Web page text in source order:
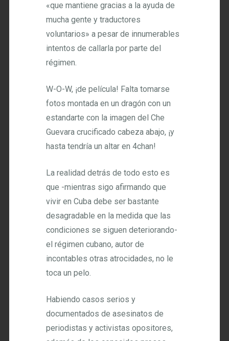
«que mantiene gracias a la ayuda de
mucha gente y traductores
voluntarios» a pesar de innumerables
intentos de callarla por parte del
régimen.
W-O-W, ¡de película! Falta tomarse
fotos montada en un dragón con un
estandarte con la imagen del Che
Guevara crucificado cabeza abajo, ¡y
hasta tendría un altar en 4chan!
La realidad detrás de todo esto es
que -mientras sigo afirmando que
vivir en Cuba debe ser bastante
desagradable en la medida que las
condiciones se siguen deteriorando-
el régimen cubano, autor de
incontables otras atrocidades, no le
toca un pelo.
Habiendo casos serios y
documentados de asesinatos de
periodistas y activistas opositores,